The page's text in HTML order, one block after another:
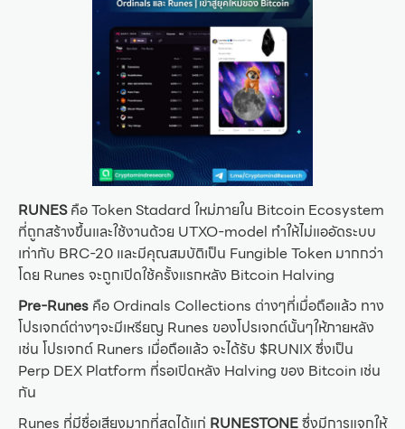
RUNESคือ Token Stadard ใหม่ภายใน Bitcoin Ecosystem
ที่ถูกสร้างขึ้นและใช้งานด้วย UTXO-model ทำให้ไม่แออัดระบบ
เท่ากับ BRC-20 และมีคุณสมบัติเป็น Fungible Token มากกว่า
โดย Runes จะถูกเปิดใช้ครั้งแรกหลัง Bitcoin Halving
Pre-Runes คือ Ordinals Collections ต่างๆที่เมื่อถือแล้ว ทาง
โปรเจกต์ต่างๆจะมีเหรียญ Runes ของโปรเจกต์นั้นๆให้ภายหลัง
เช่น โปรเจกต์ Runers เมื่อถือแล้ว จะได้รับ $RUNIX ซึ่งเป็น
Perp DEX Platform ที่รอเปิดหลัง Halving ของ Bitcoin เช่น
กัน
Runes ที่มีชื่อเสียงมากที่สุดได้แก่ RUNESTONEซึ่งมีการแจกให้